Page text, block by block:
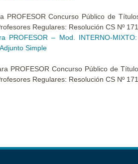
PROFESOR Concurso Público de
Regulares: Resolución CS Nº
PROFESOR – Mod. INTERNO-
Simple
PROFESOR Concurso Público de
Regulares: Resolución CS Nº